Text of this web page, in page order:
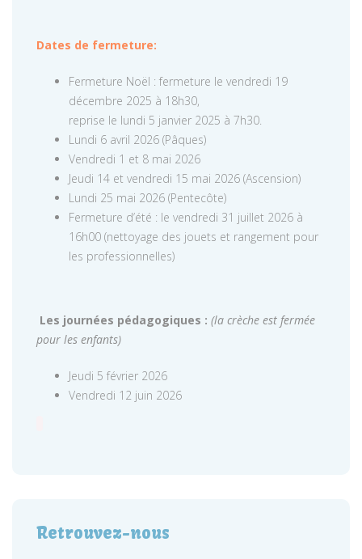
Dates de fermeture:
Fermeture Noël : fermeture le vendredi 19
décembre 2025 à 18h30,
reprise le lundi 5 janvier 2025 à 7h30.
Lundi 6 avril 2026 (Pâques)
Vendredi 1 et 8 mai 2026
Jeudi 14 et vendredi 15 mai 2026 (Ascension)
Lundi 25 mai 2026 (Pentecôte)
Fermeture d’été : le vendredi 31 juillet 2026 à
16h00 (nettoyage des jouets et rangement pour
les professionnelles)
Les journées pédagogiques : (la crèche est fermée
pour les enfants)
Jeudi 5 février 2026
Vendredi 12 juin 2026
Retrouvez-nous